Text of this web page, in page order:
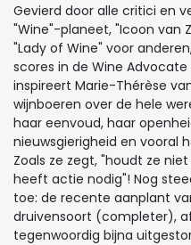
Gevierd door alle critici en
"Wine"-planeet, "Icoon van
"Lady of Wine" voor
scores in de Wine
inspireert Marie-Thérèse
wijnboeren over de hele
haar eenvoud, haar
nieuwsgierigheid en vooral
Zoals ze zegt, "houdt ze
heeft actie nodig"! Nog
toe: de recente aanplant
druivensoort (completer),
tegenwoordig bijna